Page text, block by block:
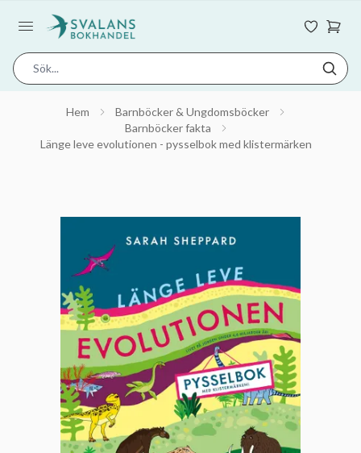
Hem
Barnböcker & Ungdomsböcker
Barnböcker fakta
Länge leve evolutionen - pysselbok med klistermärken